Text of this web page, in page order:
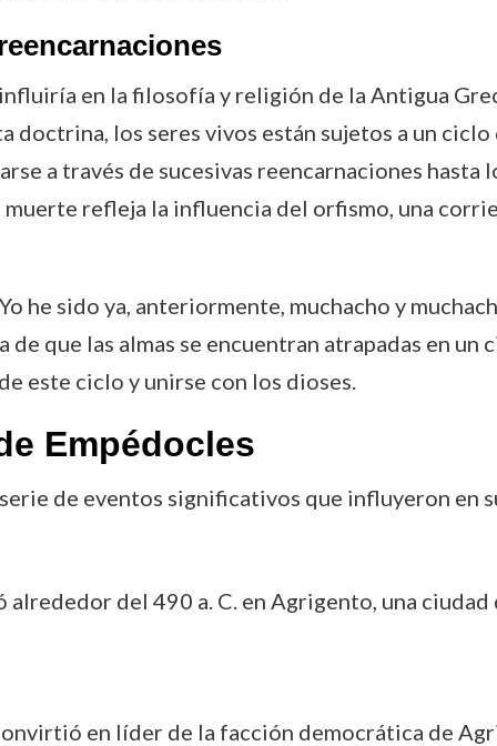
en la filosofía y religión de la Antigua
doctrina, los seres vivos están sujetos a un
a través de sucesivas reencarnaciones
refleja la influencia del orfismo, una
he sido ya, anteriormente, muchacho y
que las almas se encuentran atrapadas en
este ciclo y unirse con los dioses.
Empédocles
de eventos significativos que influyeron en
alrededor del 490 a. C. en Agrigento, una
en líder de la facción democrática de